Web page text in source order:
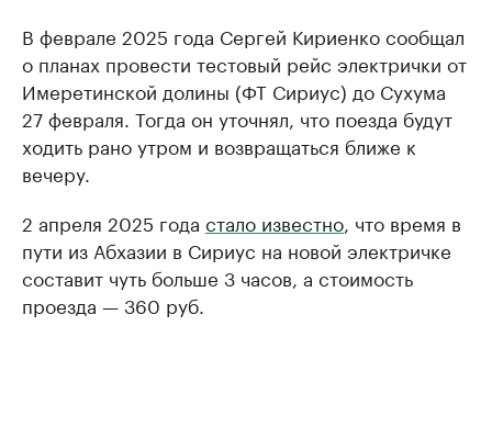
В феврале 2025 года Сергей Кириенко сообщал
о планах провести тестовый рейс электрички от
Имеретинской долины (ФТ Сириус) до Сухума
27 февраля. Тогда он уточнял, что поезда будут
ходить рано утром и возвращаться ближе к
вечеру.
2 апреля 2025 года стало известно , что время в
пути из Абхазии в Сириус на новой электричке
составит чуть больше 3 часов, а стоимость
проезда — 360 руб.